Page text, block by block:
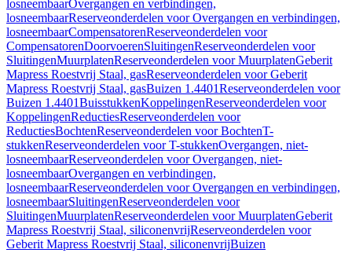
losneembaarOvergangen en verbindingen,
losneembaarReserveonderdelen voor Overgangen en verbindingen,
losneembaarCompensatorenReserveonderdelen voor
CompensatorenDoorvoerenSluitingenReserveonderdelen voor
SluitingenMuurplatenReserveonderdelen voor MuurplatenGeberit
Mapress Roestvrij Staal, gasReserveonderdelen voor Geberit
Mapress Roestvrij Staal, gasBuizen 1.4401Reserveonderdelen voor
Buizen 1.4401BuisstukkenKoppelingenReserveonderdelen voor
KoppelingenReductiesReserveonderdelen voor
ReductiesBochtenReserveonderdelen voor BochtenT-
stukkenReserveonderdelen voor T-stukkenOvergangen, niet-
losneembaarReserveonderdelen voor Overgangen, niet-
losneembaarOvergangen en verbindingen,
losneembaarReserveonderdelen voor Overgangen en verbindingen,
losneembaarSluitingenReserveonderdelen voor
SluitingenMuurplatenReserveonderdelen voor MuurplatenGeberit
Mapress Roestvrij Staal, siliconenvrijReserveonderdelen voor
Geberit Mapress Roestvrij Staal, siliconenvrijBuizen